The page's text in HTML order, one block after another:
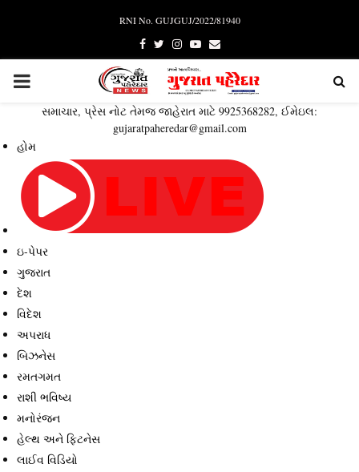
RNI No. GUJGUJ/2022/81940
Facebook
TwitterInstagram
YoutubeEmail
PRIMARY
MENU
સમાચાર, પ્રેસ નોટ તેમજ જાહેરાત માટે 9925368282, ઈમેઇલ:
gujaratpaheredar@gmail.com
હોમ
ઇ-પેપર
ગુજરાત
દેશ
વિદેશ
અપરાધ
બિઝનેસ
રમતગમત
રાશી ભવિષ્ય
મનોરંજન
હેલ્થ અને ફિટનેસ
લાઈવ વિડિયો